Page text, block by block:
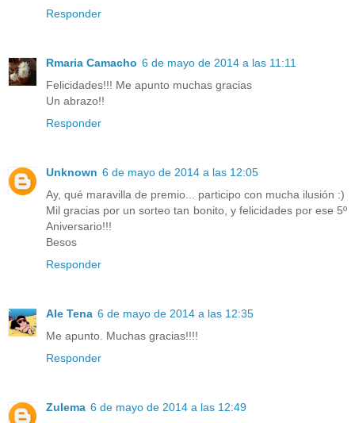
Responder
Rmaria Camacho 6 de mayo de 2014 a las 11:11
Felicidades!!! Me apunto muchas gracias
Un abrazo!!
Responder
Unknown 6 de mayo de 2014 a las 12:05
Ay, qué maravilla de premio... participo con mucha ilusión :)
Mil gracias por un sorteo tan bonito, y felicidades por ese 5º
Aniversario!!!
Besos
Responder
Ale Tena 6 de mayo de 2014 a las 12:35
Me apunto. Muchas gracias!!!!
Responder
Zulema 6 de mayo de 2014 a las 12:49